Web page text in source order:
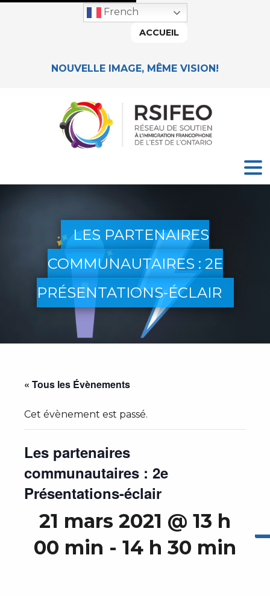
NOUVELLE IMAGE, MÊME VISION!
French
ACCUEIL
LES PARTENAIRES
COMMUNAUTAIRES : 2E
PRÉSENTATIONS-ÉCLAIR
« Tous les Évènements
Cet évènement est passé.
Les partenaires
communautaires : 2e
Présentations-éclair
21 mars 2021 @ 13 h
00 min - 14 h 30 min